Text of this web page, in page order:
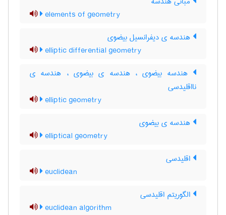
elements of geometry
هندسه ی دیفرانسیل بیضوی
elliptic differential geometry
هندسه بیضوی ، هندسه ی بیضوی ، ‌هندسه ی
نااقلیدسی
elliptic geometry
هندسه ی بیضوی
elliptical geometry
اقلیدسی
euclidean
الگوریتم اقلیدسی
euclidean algorithm